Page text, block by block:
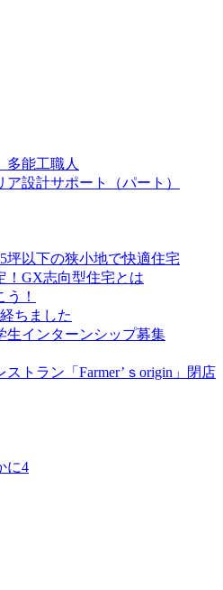
能工職人
ア設計サポート（パート）
坪以下の狭小地で快適住宅
！GX志向型住宅とは
！
ちました
生インターンシップ募集
トラン「Farmer’ｓorigin」閉店
に4